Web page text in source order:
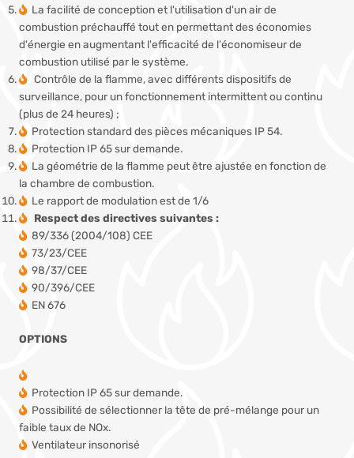
La facilité de conception et l'utilisation d'un air de
combustion préchauffé tout en permettant des économies
d'énergie en augmentant l'efficacité de l'économiseur de
combustion utilisé par le système.
Contrôle de la flamme, avec différents dispositifs de
surveillance, pour un fonctionnement intermittent ou continu
(plus de 24 heures) ;
Protection standard des pièces mécaniques IP 54.
Protection IP 65 sur demande.
La géométrie de la flamme peut être ajustée en fonction de
la chambre de combustion.
Le rapport de modulation est de 1/6
Respect des directives suivantes :
89/336 (2004/108) CEE
73/23/CEE
98/37/CEE
90/396/CEE
EN 676
OPTIONS
Protection IP 65 sur demande.
Possibilité de sélectionner la tête de pré-mélange pour un
faible taux de NOx.
Ventilateur insonorisé